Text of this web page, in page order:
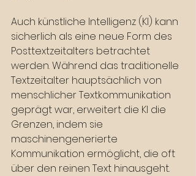
Auch künstliche Intelligenz (KI) kann
sicherlich als eine neue Form des
Posttextzeitalters betrachtet
werden. Während das traditionelle
Textzeitalter hauptsächlich von
menschlicher Textkommunikation
geprägt war, erweitert die KI die
Grenzen, indem sie
maschinengenerierte
Kommunikation ermöglicht, die oft
über den reinen Text hinausgeht.